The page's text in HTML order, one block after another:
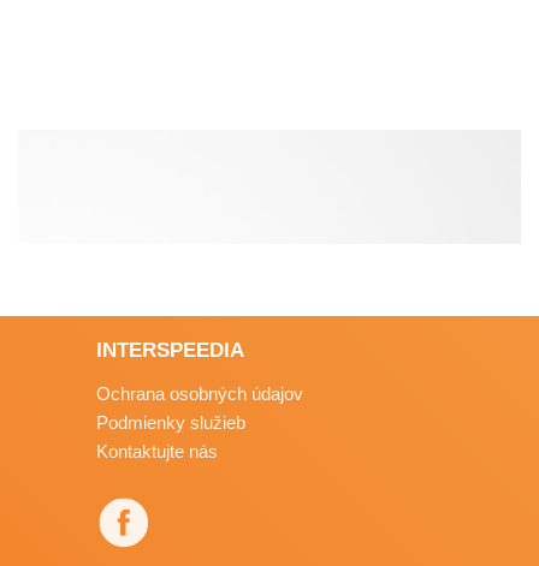
INTERSPEEDIA
Ochrana osobných údajov
Podmienky služieb
Kontaktujte nás